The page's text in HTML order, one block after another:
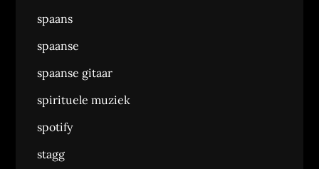
spaans
spaanse
spaanse gitaar
spirituele muziek
spotify
stagg